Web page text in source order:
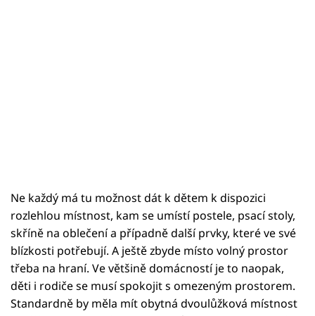
Ne každý má tu možnost dát k dětem k dispozici
rozlehlou místnost, kam se umístí postele, psací stoly,
skříně na oblečení a případně další prvky, které ve své
blízkosti potřebují. A ještě zbyde místo volný prostor
třeba na hraní. Ve většině domácností je to naopak,
děti i rodiče se musí spokojit s omezeným prostorem.
Standardně by měla mít obytná dvoulůžková místnost